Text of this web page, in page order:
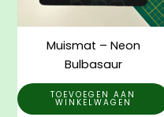
Muismat – Neon
Bulbasaur
TOEVOEGEN AAN
WINKELWAGEN